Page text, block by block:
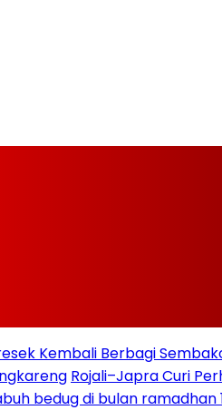
Kembali Berbagi
Rojali–Japra Curi
bedug di bulan